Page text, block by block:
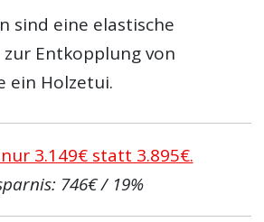
sind eine elastische
zur Entkopplung von
ein Holzetui.
3.149€ statt 3.895€.
746€ / 19%